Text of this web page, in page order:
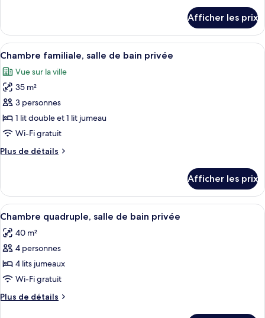
classique
double
ou
avec
lits
jumeaux,
salle
de
bain
privée
Chambre
classique
double
avec
lits
jumeaux,
salle
de
bain
privée
Afficher les prix
Afficher
toutes
les
photos
pour
ce
type
chambre :
salle
de
bain
privée
Une chambre d’hôtel compacte
28
Chambre familiale, salle de bain privée
Vue sur la ville
35 m²
3 personnes
1 lit double et 1 lit jumeau
Wi-Fi gratuit
Plus de détails
Plus
Chambre
familiale,
salle
bain
privée
Afficher les prix
Afficher
toutes
les
photos
pour
ce
type
de
Une chambre d’hôtel avec deux
11
Chambre quadruple, salle de bain privée
40 m²
4 personnes
4 lits jumeaux
Wi-Fi gratuit
Plus de détails
Plus